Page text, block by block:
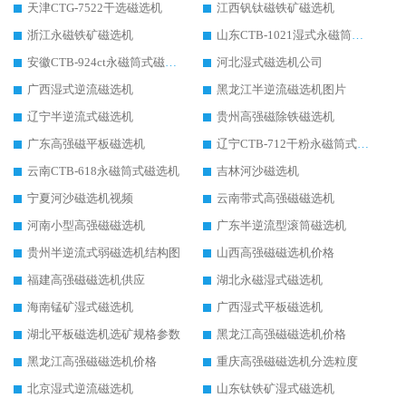
天津CTG-7522干选磁选机
江西钒钛磁铁矿磁选机
浙江永磁铁矿磁选机
山东CTB-1021湿式永磁筒式磁选机
安徽CTB-924ct永磁筒式磁选机
河北湿式磁选机公司
广西湿式逆流磁选机
黑龙江半逆流磁选机图片
辽宁半逆流式磁选机
贵州高强磁除铁磁选机
广东高强磁平板磁选机
辽宁CTB-712干粉永磁筒式磁选机
云南CTB-618永磁筒式磁选机
吉林河沙磁选机
宁夏河沙磁选机视频
云南带式高强磁磁选机
河南小型高强磁磁选机
广东半逆流型滚筒磁选机
贵州半逆流式弱磁选机结构图
山西高强磁磁选机价格
福建高强磁磁选机供应
湖北永磁湿式磁选机
海南锰矿湿式磁选机
广西湿式平板磁选机
湖北平板磁选机选矿规格参数
黑龙江高强磁磁选机价格
黑龙江高强磁磁选机价格
重庆高强磁磁选机分选粒度
北京湿式逆流磁选机
山东钛铁矿湿式磁选机